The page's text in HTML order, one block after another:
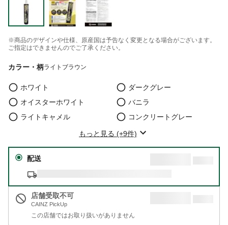
※商品のデザインや仕様、原産国は予告なく変更となる場合がございます。
ご指定はできませんのでご了承ください。
カラー・柄ライトブラウン
ホワイト
ダークグレー
オイスターホワイト
バニラ
ライトキャメル
コンクリートグレー
もっと見る (+9件)
配送
店舗受取不可
CAINZ PickUp
この店舗ではお取り扱いがありません